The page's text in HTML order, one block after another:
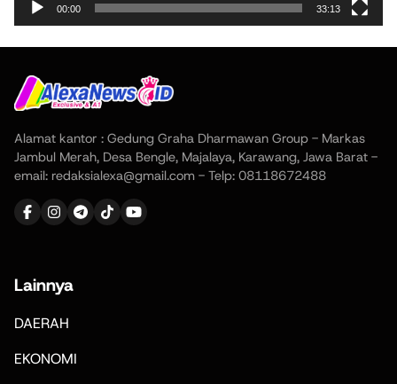
00:00 33:13
Alamat kantor : Gedung Graha Dharmawan Group - Markas
Jambul Merah, Desa Bengle, Majalaya, Karawang, Jawa Barat -
email: redaksialexa@gmail.com - Telp: 08118672488
Lainnya
DAERAH
EKONOMI